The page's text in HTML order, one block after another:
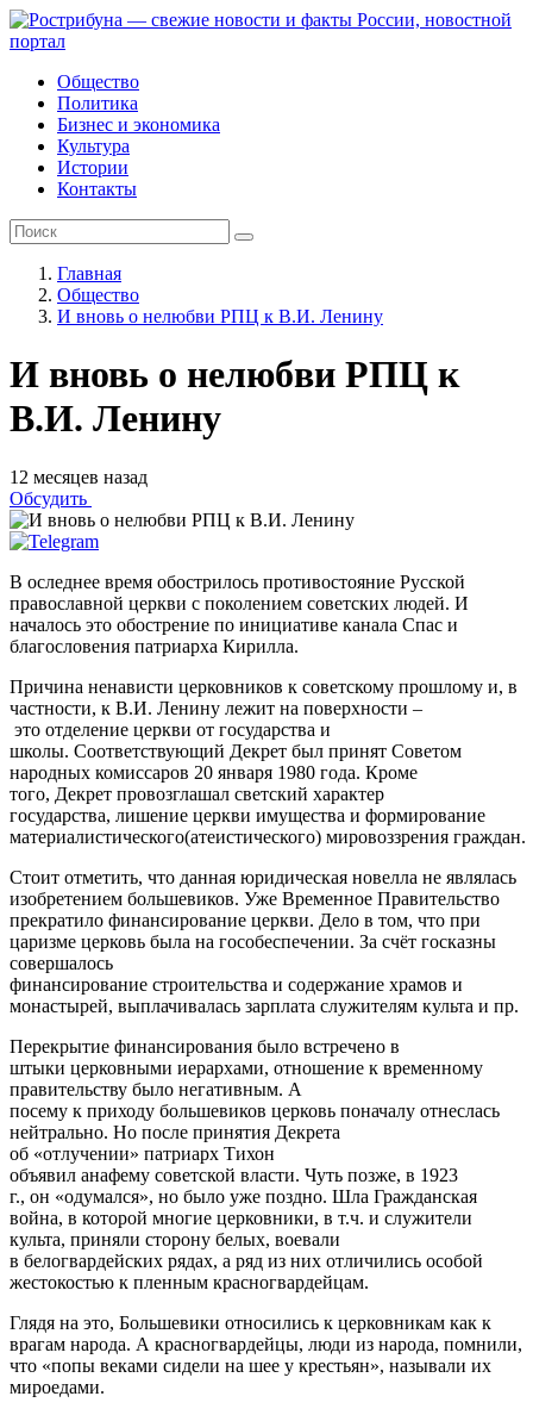
Общество
Политика
Бизнес и экономика
Культура
Истории
Контакты
Главная
Общество
И вновь о нелюбви РПЦ к В.И. Ленину
И вновь о нелюбви РПЦ к
В.И. Ленину
12 месяцев назад
Обсудить
​В оследнее время обострилось противостояние Русской
православной церкви с поколением советских людей. И
началось это обострение по инициативе канала Спас и
благословения патриарха Кирилла.
​Причина ненависти церковников к советскому прошлому и, в
частности, к В.И. Ленину лежит на поверхности –
это отделение церкви от государства и
школы. Соответствующий Декрет был принят Советом
народных комиссаров 20 января 1980 года. Кроме
того, Декрет провозглашал светский характер
государства, лишение церкви имущества и формирование
материалистического(атеистического) мировоззрения граждан.
​Стоит отметить, что данная юридическая новелла не являлась
изобретением большевиков. Уже Временное Правительство
прекратило финансирование церкви. Дело в том, что при
царизме церковь была на гособеспечении. За счёт госказны
совершалось
финансирование строительства и содержание храмов и
монастырей, выплачивалась зарплата служителям культа и пр.
​Перекрытие финансирования было встречено в
штыки церковными иерархами, отношение к временному
правительству было негативным. А
посему к приходу большевиков церковь поначалу отнеслась
нейтрально. Но после принятия Декрета
об «отлучении» патриарх Тихон
объявил анафему советской власти. Чуть позже, в 1923
г., он «одумался», но было уже поздно. Шла Гражданская
война, в которой многие церковники, в т.ч. и служители
культа, приняли сторону белых, воевали
в белогвардейских рядах, а ряд из них отличились особой
жестокостью к пленным красногвардейцам.
​Глядя на это, Большевики относились к церковникам как к
врагам народа. А красногвардейцы, люди из народа, помнили,
что «попы веками сидели на шее у крестьян», называли их
мироедами.